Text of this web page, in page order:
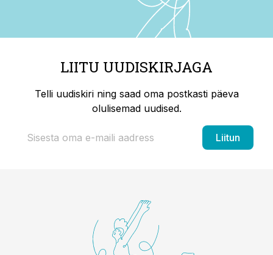
LIITU UUDISKIRJAGA
Telli uudiskiri ning saad oma postkasti päeva
olulisemad uudised.
Liitun